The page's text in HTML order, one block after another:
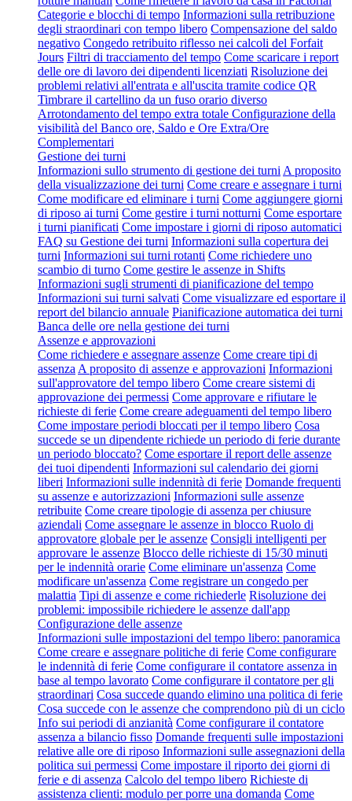
Categorie e blocchi di tempo Informazioni sulla retribuzione
degli straordinari con tempo libero Compensazione del saldo
negativo Congedo retribuito riflesso nei calcoli del Forfait
Jours Filtri di tracciamento del tempo Come scaricare i report
delle ore di lavoro dei dipendenti licenziati Risoluzione dei
problemi relativi all'entrata e all'uscita tramite codice QR
Timbrare il cartellino da un fuso orario diverso
Arrotondamento del tempo extra totale Configurazione della
visibilità del Banco ore, Saldo e Ore Extra/Ore
Complementari
Gestione dei turni
Informazioni sullo strumento di gestione dei turni A proposito
della visualizzazione dei turni Come creare e assegnare i turni
Come modificare ed eliminare i turni Come aggiungere giorni
di riposo ai turni Come gestire i turni notturni Come esportare
i turni pianificati Come impostare i giorni di riposo automatici
FAQ su Gestione dei turni Informazioni sulla copertura dei
turni Informazioni sui turni rotanti Come richiedere uno
scambio di turno Come gestire le assenze in Shifts
Informazioni sugli strumenti di pianificazione del tempo
Informazioni sui turni salvati Come visualizzare ed esportare il
report del bilancio annuale Pianificazione automatica dei turni
Banca delle ore nella gestione dei turni
Assenze e approvazioni
Come richiedere e assegnare assenze Come creare tipi di
assenza A proposito di assenze e approvazioni Informazioni
sull'approvatore del tempo libero Come creare sistemi di
approvazione dei permessi Come approvare e rifiutare le
richieste di ferie Come creare adeguamenti del tempo libero
Come impostare periodi bloccati per il tempo libero Cosa
succede se un dipendente richiede un periodo di ferie durante
un periodo bloccato? Come esportare il report delle assenze
dei tuoi dipendenti Informazioni sul calendario dei giorni
liberi Informazioni sulle indennità di ferie Domande frequenti
su assenze e autorizzazioni Informazioni sulle assenze
retribuite Come creare tipologie di assenza per chiusure
aziendali Come assegnare le assenze in blocco Ruolo di
approvatore globale per le assenze Consigli intelligenti per
approvare le assenze Blocco delle richieste di 15/30 minuti
per le indennità orarie Come eliminare un'assenza Come
modificare un'assenza Come registrare un congedo per
malattia Tipi di assenze e come richiederle Risoluzione dei
problemi: impossibile richiedere le assenze dall'app
Configurazione delle assenze
Informazioni sulle impostazioni del tempo libero: panoramica
Come creare e assegnare politiche di ferie Come configurare
le indennità di ferie Come configurare il contatore assenza in
base al tempo lavorato Come configurare il contatore per gli
straordinari Cosa succede quando elimino una politica di ferie
Cosa succede con le assenze che comprendono più di un ciclo
Info sui periodi di anzianità Come configurare il contatore
assenza a bilancio fisso Domande frequenti sulle impostazioni
relative alle ore di riposo Informazioni sulle assegnazioni della
politica sui permessi Come impostare il riporto dei giorni di
ferie e di assenza Calcolo del tempo libero Richieste di
assistenza clienti: modulo per porre una domanda Come